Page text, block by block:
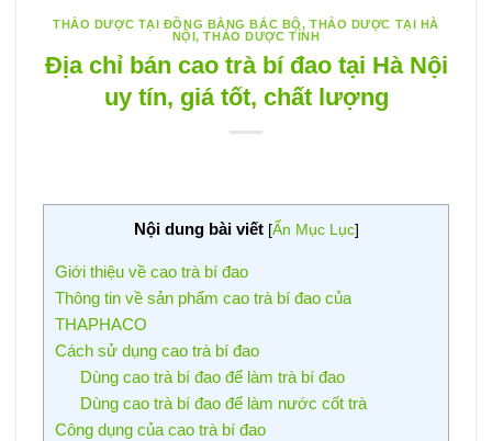
THẢO DƯỢC TẠI ĐỒNG BẰNG BẮC BỘ, THẢO DƯỢC TẠI HÀ
NỘI,THẢO DƯỢC TỈNH
Địa chỉ bán cao trà bí đao tại Hà Nội
uy tín, giá tốt, chất lượng
Nội dung bài viết [Ẩn Mục Lục]
Giới thiệu về cao trà bí đao
Thông tin về sản phẩm cao trà bí đao của
THAPHACO
Cách sử dụng cao trà bí đao
Dùng cao trà bí đao để làm trà bí đao
Dùng cao trà bí đao để làm nước cốt trà
Công dụng của cao trà bí đao